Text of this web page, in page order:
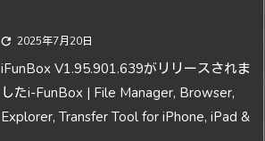
 2025年7月20日
iFunBox V1.95.901.639がリリースされま
したi-FunBox | File Manager, Browser,
Explorer, Transfer Tool for iPhone, iPad &